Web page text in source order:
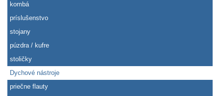
kombá
príslušenstvo
stojany
púzdra / kufre
stoličky
Dychové nástroje
priečne flauty